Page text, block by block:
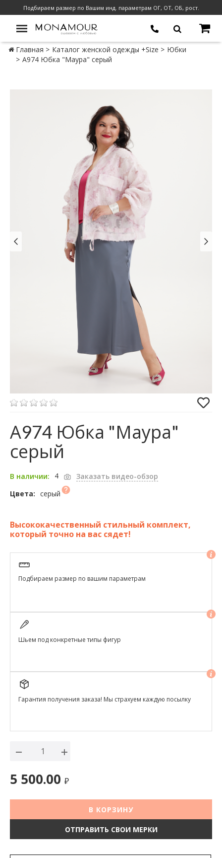
Подбираем размер по Вашим инд. параметрам ОГ, ОТ, ОБ, рост.
Главная Каталог женской одежды +Size
Юбки
А974 Юбка "Маура" серый
А974 Юбка "Маура"
серый
В наличии: 4
Заказать видео-обзор
Цвета: серый
Высококачественный стильный комплект,
который точно на вас сядет!
Подбираем размер по вашим параметрам
Шьем под конкретные типы фигур
Гарантия получения заказа! Мы страхуем каждую посылку
5 500.00 ₽
В КОРЗИНУ
ОТПРАВИТЬ СВОИ МЕРКИ